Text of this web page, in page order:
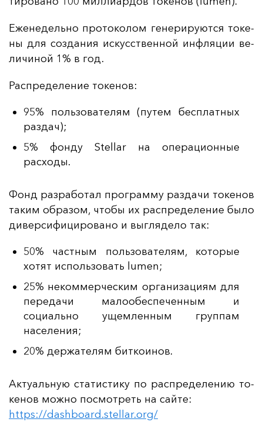
Еже­не­дель­но про­то­ко­лом ге­не­ри­ру­ют­ся то­ке­
ны для соз­да­ния ис­кусс­твен­ной ин­фля­ции ве­
ли­чи­ной 1% в год.
Рас­пре­де­ле­ние то­ке­нов:
95% пользователям (путем бесплатных
раздач);
5% фонду Stellar на операционные
расходы.
Фонд раз­ра­бо­тал прог­рам­му раз­да­чи то­ке­нов
та­ким об­ра­зом, что­бы их рас­пре­де­ле­ние бы­ло
ди­вер­си­фи­ци­ро­ва­но и выг­ля­де­ло так:
50% частным пользователям, которые
хотят использовать lumen;
25% некоммерческим организациям для
передачи малообеспеченным и
социально ущемленным группам
населения;
20% держателям биткоинов.
Ак­ту­аль­ную ста­тис­ти­ку по рас­пре­де­ле­нию то­
ке­нов мож­но пос­мот­реть на сай­те:
https://dashboard.stellar.org/